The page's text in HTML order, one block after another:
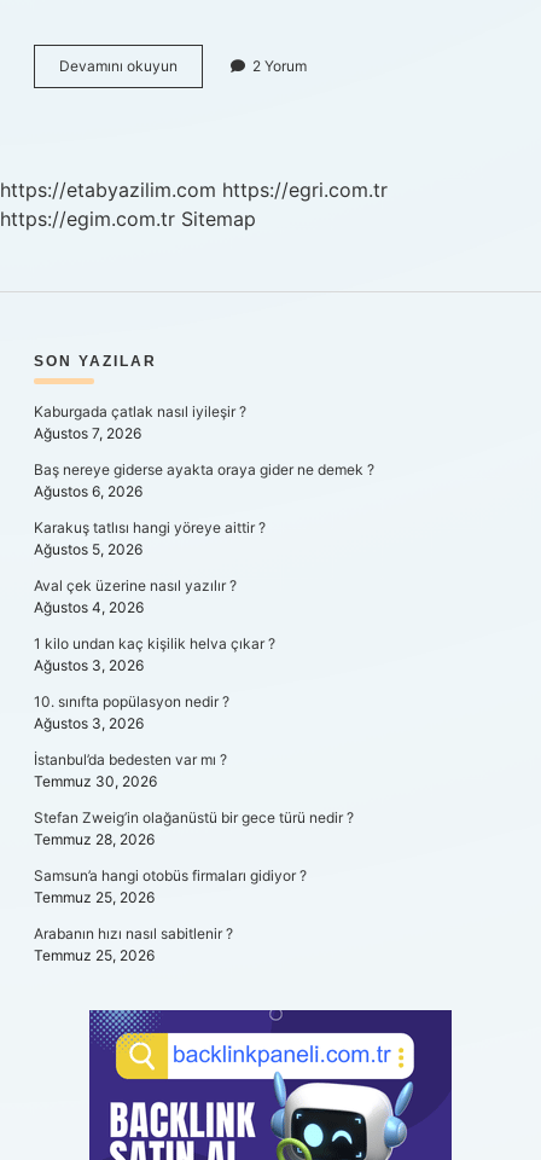
Devamını okuyun
Iyi
2 Yorum
https://etabyazilim.com https://egri.com.tr
https://egim.com.tr Sitemap
SIDEBAR
SON YAZILAR
Kaburgada çatlak nasıl iyileşir ?
Ağustos 7, 2026
Baş nereye giderse ayakta oraya gider ne demek ?
Ağustos 6, 2026
Karakuş tatlısı hangi yöreye aittir ?
Ağustos 5, 2026
Aval çek üzerine nasıl yazılır ?
Ağustos 4, 2026
1 kilo undan kaç kişilik helva çıkar ?
Ağustos 3, 2026
10. sınıfta popülasyon nedir ?
Ağustos 3, 2026
İstanbul’da bedesten var mı ?
Temmuz 30, 2026
Stefan Zweig’in olağanüstü bir gece türü nedir ?
Temmuz 28, 2026
Samsun’a hangi otobüs firmaları gidiyor ?
Temmuz 25, 2026
Arabanın hızı nasıl sabitlenir ?
Temmuz 25, 2026